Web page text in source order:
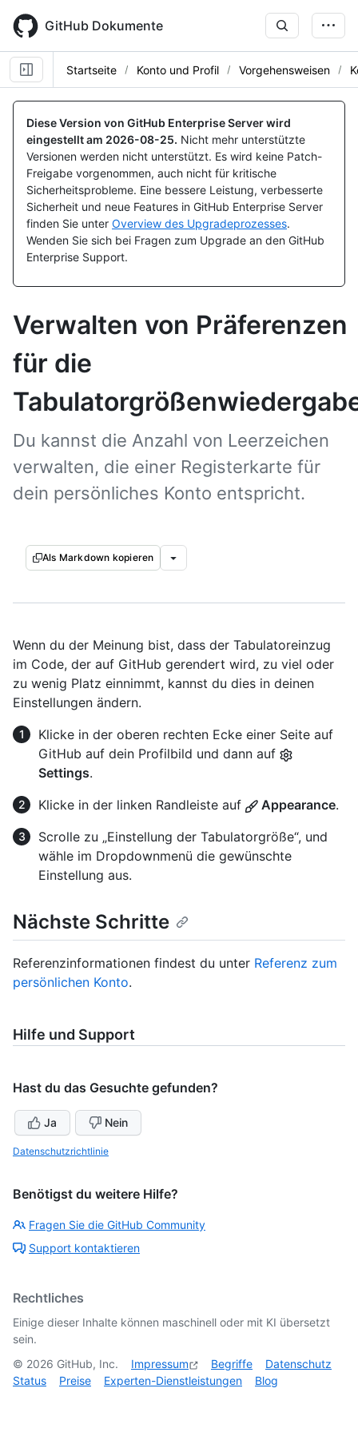
main
content
GitHub Dokumente
Startseite Konto und Profil Vorgehensweisen
Diese Version von GitHub Enterprise Server wird
eingestellt am 2026-08-25. Nicht mehr unterstützte
Versionen werden nicht unterstützt. Es wird keine Patch-
Freigabe vorgenommen, auch nicht für kritische
Sicherheitsprobleme. Eine bessere Leistung, verbesserte
Sicherheit und neue Features in GitHub Enterprise Server
finden Sie unter Overview des Upgradeprozesses.
Wenden Sie sich bei Fragen zum Upgrade an den GitHub
Enterprise Support.
Verwalten von Präferenzen
für die
Du kannst die Anzahl von Leerzeichen
verwalten, die einer Registerkarte für
dein persönliches Konto entspricht.
Als Markdown kopieren
Wenn du der Meinung bist, dass der Tabulatoreinzug
im Code, der auf GitHub gerendert wird, zu viel oder
zu wenig Platz einnimmt, kannst du dies in deinen
Einstellungen ändern.
Klicke in der oberen rechten Ecke einer Seite auf
GitHub auf dein Profilbild und dann auf
Settings.
Klicke in der linken Randleiste auf
Appearance.
Scrolle zu „Einstellung der Tabulatorgröße“, und
wähle im Dropdownmenü die gewünschte
Einstellung aus.
Nächste Schritte
Referenzinformationen findest du unter Referenz zum
persönlichen Konto.
Hilfe und Support
Hast du das Gesuchte gefunden?
Ja Nein
Datenschutzrichtlinie
Benötigst du weitere Hilfe?
Fragen Sie die GitHub Community
Support kontaktieren
Rechtliches
Einige dieser Inhalte können maschinell oder mit KI übersetzt
sein.
© 2026 GitHub, Inc. Impressum Begriffe
Datenschutz
Status
Preise Experten-Dienstleistungen Blog